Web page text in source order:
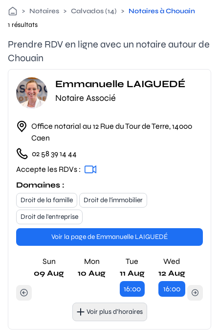
> Notaires > Calvados (14) > Notaires à Chouain
1 résultats
Prendre RDV en ligne avec un notaire autour de
Chouain
Emmanuelle LAIGUEDÉ
Notaire Associé
Office notarial au 12 Rue du Tour de Terre, 14000
Caen
02 58 39 14 44
Accepte les RDVs :
Domaines :
Droit de la famille
Droit de l'immobilier
Droit de l'entreprise
Voir la page de Emmanuelle LAIGUEDÉ
Sun
09 Aug
Mon
10 Aug
Tue
11 Aug
16:00
Wed
12 Aug
16:00
Voir plus d’horaires